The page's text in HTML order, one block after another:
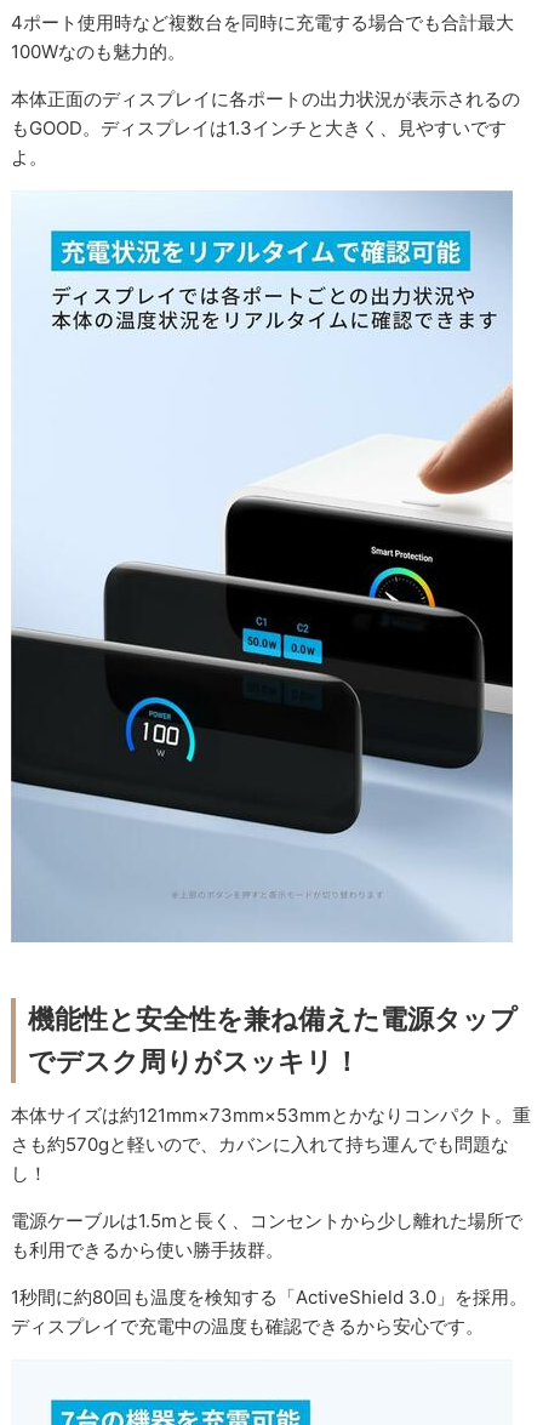
4ポート使用時など複数台を同時に充電する場合でも合計最大
100Wなのも魅力的。
本体正面のディスプレイに各ポートの出力状況が表示されるの
もGOOD。ディスプレイは1.3インチと大きく、見やすいです
よ。
機能性と安全性を兼ね備えた電源タップ
でデスク周りがスッキリ！
本体サイズは約121mm×73mm×53mmとかなりコンパクト。重
さも約570gと軽いので、カバンに入れて持ち運んでも問題な
し！
電源ケーブルは1.5mと長く、コンセントから少し離れた場所で
も利用できるから使い勝手抜群。
1秒間に約80回も温度を検知する「ActiveShield 3.0」を採用。
ディスプレイで充電中の温度も確認できるから安心です。